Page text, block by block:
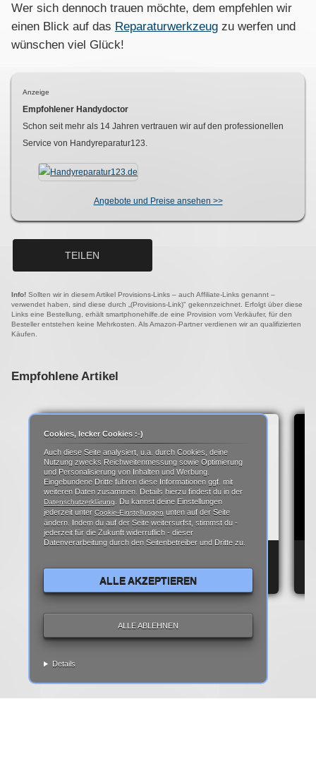
Wer sich dennoch trauen möchte, dem empfehlen wir
einen Blick auf das Reparaturwerkzeug zu werfen und
wünschen viel Glück!
Anzeige
Empfohlener Handydoctor
Schon seit mehr als 14 Jahren vertrauen wir auf den professionellen
Service von Handyreparatur123.
Angebote und Preise ansehen >>
TEILEN
Info! Sollten wir in diesem Artikel Provisions-Links – auch Affiliate-Links genannt –
verwendet haben, sind diese durch „(Provisions-Link)" gekennzeichnet. Erfolgt über diese
Links eine Bestellung, erhält smartphonehilfe.de eine Provision vom Verkäufer, für den
Besteller entstehen keine Mehrkosten. Als Amazon-Partner verdienen wir an qualifizierten
Käufen.
Empfohlene Artikel
Cookies, lecker Cookies :-)
Auch diese Seite analysiert, u.a. durch Cookies, deine
Nutzung zwecks Reichweitenmessung sowie Optimierung
und Personalisierung von Inhalten und Werbung.
Eingebundene Dritte führen diese Informationen ggf. mit
weiteren Daten zusammen. Details hierzu findest du in der
Datenschutzerklärung
. Du kannst deine Einstellungen
jederzeit unter Cookie-Einstellungen unten auf der Seite
ändern. Indem du auf der Seite weitersurfst, stimmst du -
jederzeit für die Zukunft widerruflich - dieser
Datenverarbeitung durch den Seitenbetreiber und Dritte zu.
ALLE AKZEPTIEREN
ALLE ABLEHNEN
Details